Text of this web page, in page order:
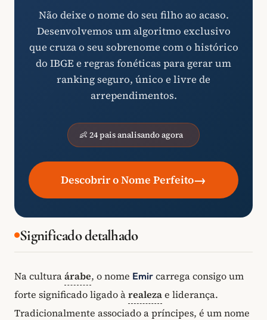
Não deixe o nome do seu filho ao acaso.
Desenvolvemos um algoritmo exclusivo
que cruza o seu sobrenome com o histórico
do IBGE e regras fonéticas para gerar um
ranking seguro, único e livre de
arrependimentos.
👶 24 pais analisando agora
Descobrir o Nome Perfeito→
Significado detalhado
Na culturaárabe, o nome Emir carrega consigo um
forte significado ligado àrealezae liderança.
Tradicionalmente associado a príncipes, é um nome